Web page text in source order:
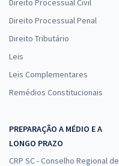
Direito Processual Civil
Direito Processual Penal
Direito Tributário
Leis
Leis Complementares
Remédios Constitucionais
PREPARAÇÃO A MÉDIO E A
LONGO PRAZO
CRP SC - Conselho Regional de